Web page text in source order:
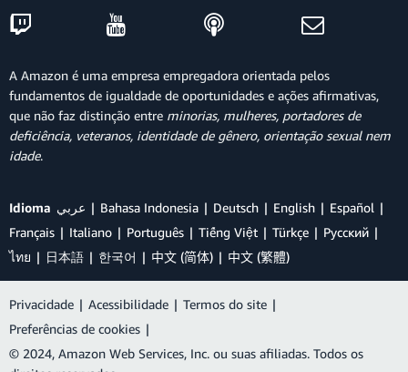
A Amazon é uma empresa empregadora orientada pelos
fundamentos de igualdade de oportunidades e ações afirmativas,
que não faz distinção entre minorias, mulheres, portadores de
deficiência, veteranos, identidade de gênero, orientação sexual nem
idade.
Idioma عربي Bahasa Indonesia Deutsch English
Español
Français
Italiano Português Tiếng Việt Türkçe
Ρусский
ไทย
日本語 한국어 中文 (简体) 中文 (繁體)
Privacidade | Acessibilidade | Termos do site |
Preferências de cookies |
© 2024, Amazon Web Services, Inc. ou suas afiliadas. Todos os